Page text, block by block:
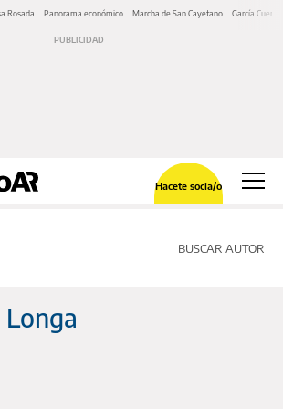
Rosada Panorama económico Marcha de San Cayetano García Cuerva
Hacete socia/o
BUSCAR AUTOR
Longa